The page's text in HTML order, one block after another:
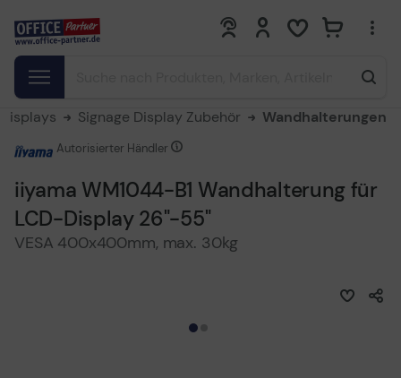
0 0
Signage Display Zubehör Wandhalterungen
iiyama WM1044-B1 Wandhalterung für
LCD-Display 26"-55"
VESA 400x400mm, max. 30kg
Autorisierter Händler